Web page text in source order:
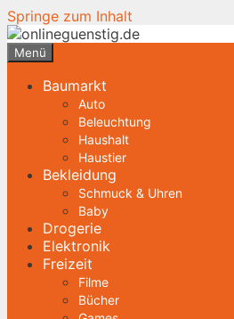
Springe zum Inhalt
Menü
Baumarkt
Auto
Beleuchtung
Haushalt
Haustier
Bekleidung
Schmuck & Uhren
Baby
Drogerie
Elektronik
Freizeit
Filme
Bücher